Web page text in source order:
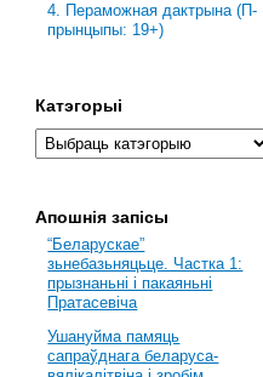
4. Пераможная дактрына (П-
прынцыпы: 19+)
Катэгорыі
Апошнія запісы
“Беларускае”
зьнебазьняцьце. Частка 1:
прызнаньні і пакаяньні
Пратасевіча
Ушануйма памяць
сапраўднага беларуса-